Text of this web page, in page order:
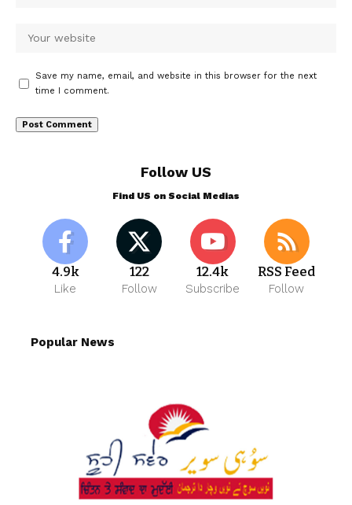
Save my name, email, and website in this browser for the next
time I comment.
Follow US
Find US on Social Medias
4.9k
Like
122
Follow
12.4k
Subscribe
RSS Feed
Follow
Popular News